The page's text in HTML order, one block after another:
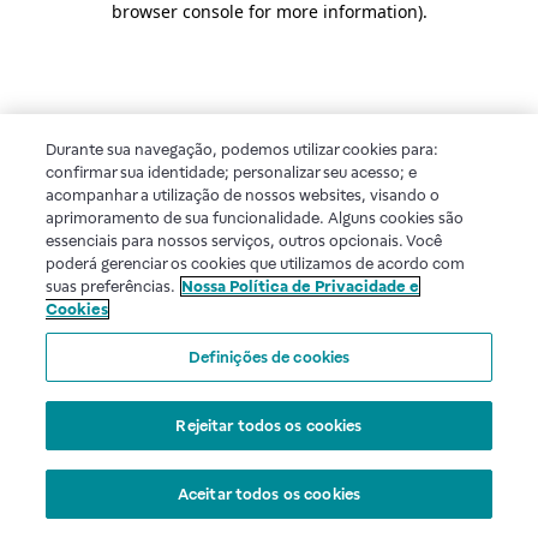
browser console for more information).
Durante sua navegação, podemos utilizar cookies para:
confirmar sua identidade; personalizar seu acesso; e
acompanhar a utilização de nossos websites, visando o
aprimoramento de sua funcionalidade. Alguns cookies são
essenciais para nossos serviços, outros opcionais. Você
poderá gerenciar os cookies que utilizamos de acordo com
suas preferências. Nossa Política de Privacidade e
Cookies
Definições de cookies
Rejeitar todos os cookies
Aceitar todos os cookies